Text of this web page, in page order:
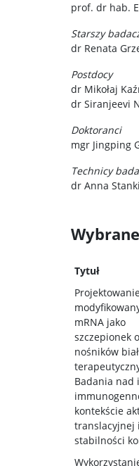
prof. dr hab.
Starszy
dr Renata
Postdocy
dr Mikołaj
dr Siranjeevi
Doktoranci
mgr Jingping
Technicy
dr Anna
Tytuł
mRNA jako
szczepionek
nośników
Badania nad
kontekście
translacyjnej i
stabilności